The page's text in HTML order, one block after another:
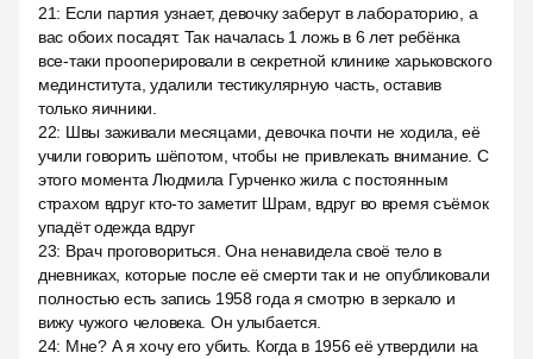
21: Если партия узнает, девочку заберут в лабораторию, а
вас обоих посадят. Так началась 1 ложь в 6 лет ребёнка
все-таки прооперировали в секретной клинике харьковского
мединститута, удалили тестикулярную часть, оставив
только яичники.
22: Швы заживали месяцами, девочка почти не ходила, её
учили говорить шёпотом, чтобы не привлекать внимание. С
этого момента Людмила Гурченко жила с постоянным
страхом вдруг кто-то заметит Шрам, вдруг во время съёмок
упадёт одежда вдруг
23: Врач проговориться. Она ненавидела своё тело в
дневниках, которые после её смерти так и не опубликовали
полностью есть запись 1958 года я смотрю в зеркало и
вижу чужого человека. Он улыбается.
24: Мне? А я хочу его убить. Когда в 1956 её утвердили на